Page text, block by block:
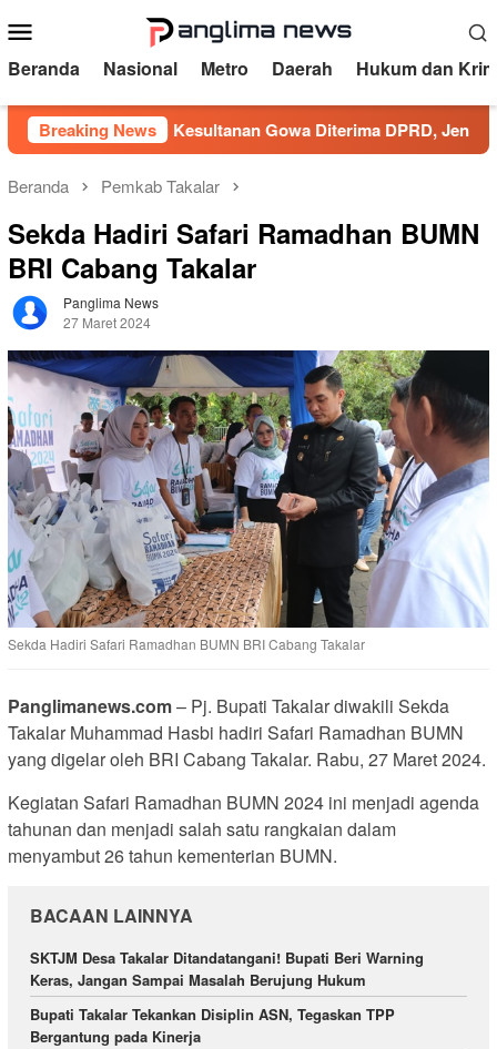
ke
kontenMobile
Beranda Nasional Metro Daerah Hukum dan
Breaking News
Aspirasi Kesultanan Gowa Diterima DPRD, Jenderal
Beranda Pemkab Takalar
Sekda Hadiri Safari Ramadhan BUMN
BRI Cabang Takalar
Panglima News
27 Maret 2024
Sekda Hadiri Safari Ramadhan BUMN BRI Cabang Takalar
Panglimanews.com– Pj. Bupati Takalar diwakili Sekda
Takalar Muhammad Hasbi hadiri Safari Ramadhan BUMN
yang digelar oleh BRI Cabang Takalar. Rabu, 27 Maret 2024.
Kegiatan Safari Ramadhan BUMN 2024 ini menjadi agenda
tahunan dan menjadi salah satu rangkaian dalam
menyambut 26 tahun kementerian BUMN.
BACAAN LAINNYA
SKTJM Desa Takalar Ditandatangani! Bupati Beri Warning
Keras, Jangan Sampai Masalah Berujung Hukum
Bupati Takalar Tekankan Disiplin ASN, Tegaskan TPP
Bergantung pada Kinerja